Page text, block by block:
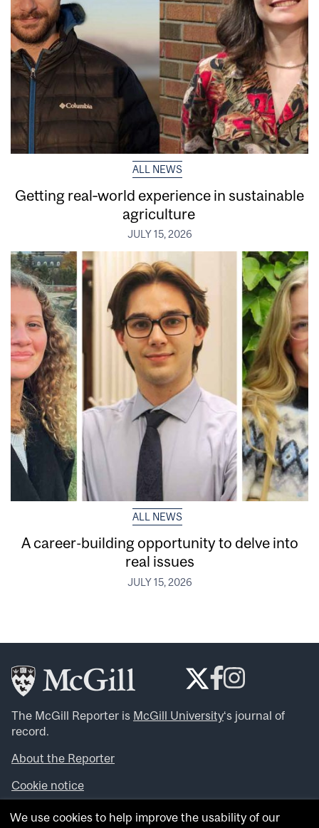
ALL NEWS
Getting real‑world experience in sustainable
agriculture
JULY 15, 2026
ALL NEWS
A career-building opportunity to delve into
real issues
JULY 15, 2026
The McGill Reporter is McGill University‘s journal of
record.
About the Reporter
Cookie notice
Looking for more news, videos and expert opinions? Try
We use cookies to help improve the usability of our